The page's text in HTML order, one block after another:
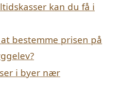
kan du få i
bestemme prisen på
i byer nær